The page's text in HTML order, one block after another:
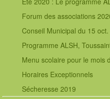
Forum des associations
Conseil Municipal du 15
Programme ALSH,
Menu scolaire pour le mois
Horaires Exceptionnels
Sécheresse 2019